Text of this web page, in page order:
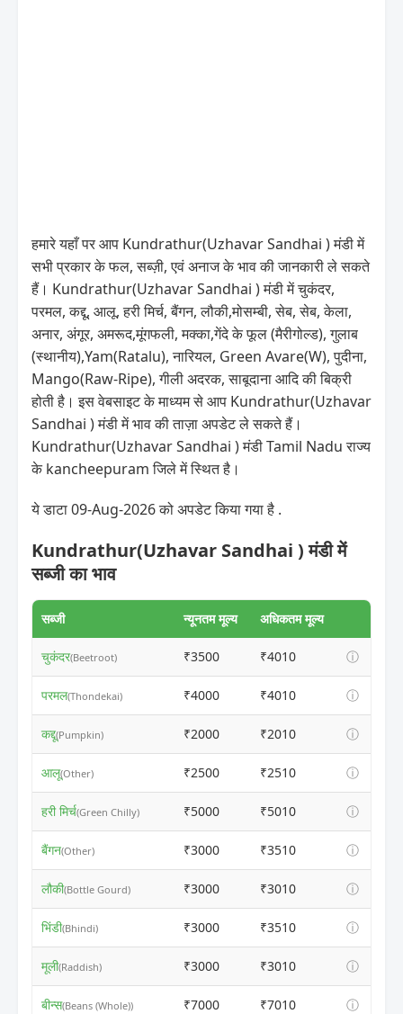
हमारे यहाँ पर आप Kundrathur(Uzhavar Sandhai ) मंडी में
सभी प्रकार के फल, सब्ज़ी, एवं अनाज के भाव की जानकारी ले सकते
हैं। Kundrathur(Uzhavar Sandhai ) मंडी में चुकंदर,
परमल, कद्दू, आलू, हरी मिर्च, बैंगन, लौकी,मोसम्बी, सेब, सेब, केला,
अनार, अंगूर, अमरूद,मूंगफली, मक्का,गेंदे के फूल (मैरीगोल्ड), गुलाब
(स्थानीय),Yam(Ratalu), नारियल, Green Avare(W), पुदीना,
Mango(Raw-Ripe), गीली अदरक, साबूदाना आदि की बिक्री
होती है। इस वेबसाइट के माध्यम से आप Kundrathur(Uzhavar
Sandhai ) मंडी में भाव की ताज़ा अपडेट ले सकते हैं।
Kundrathur(Uzhavar Sandhai ) मंडी Tamil Nadu राज्य
के kancheepuram जिले में स्थित है।
ये डाटा 09-Aug-2026 को अपडेट किया गया है .
Kundrathur(Uzhavar Sandhai ) मंडी में
सब्जी का भाव
सब्जी न्यूनतम मूल्य अधिकतम मूल्य
चुकंदर(Beetroot) ₹3500 ₹4010 ⓘ
परमल(Thondekai) ₹4000 ₹4010 ⓘ
कद्दू(Pumpkin) ₹2000 ₹2010 ⓘ
आलू(Other) ₹2500 ₹2510 ⓘ
हरी मिर्च(Green Chilly) ₹5000 ₹5010 ⓘ
बैंगन(Other) ₹3000 ₹3510 ⓘ
लौकी(Bottle Gourd) ₹3000 ₹3010 ⓘ
भिंडी(Bhindi) ₹3000 ₹3510 ⓘ
मूली(Raddish) ₹3000 ₹3010 ⓘ
बीन्स(Beans (Whole)) ₹7000 ₹7010 ⓘ